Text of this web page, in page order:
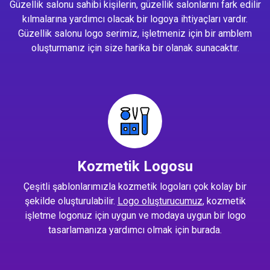
Güzellik salonu sahibi kişilerin, güzellik salonlarını fark edilir
kılmalarına yardımcı olacak bir logoya ihtiyaçları vardır.
Güzellik salonu logo serimiz, işletmeniz için bir amblem
oluşturmanız için size harika bir olanak sunacaktır.
Kozmetik Logosu
Çeşitli şablonlarımızla kozmetik logoları çok kolay bir
şekilde oluşturulabilir. Logo oluşturucumuz, kozmetik
işletme logonuz için uygun ve modaya uygun bir logo
tasarlamanıza yardımcı olmak için burada.